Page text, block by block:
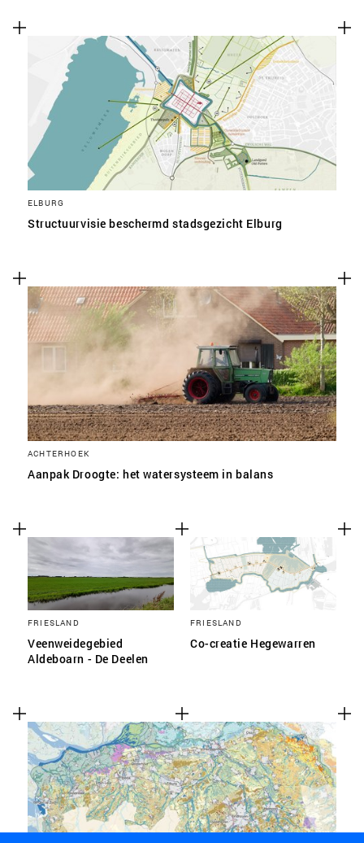
ELBURG
Structuurvisie beschermd stadsgezicht Elburg
ACHTERHOEK
Aanpak Droogte: het watersysteem in balans
FRIESLAND
Veenweidegebied
Aldeboarn - De Deelen
FRIESLAND
Co-creatie Hegewarren